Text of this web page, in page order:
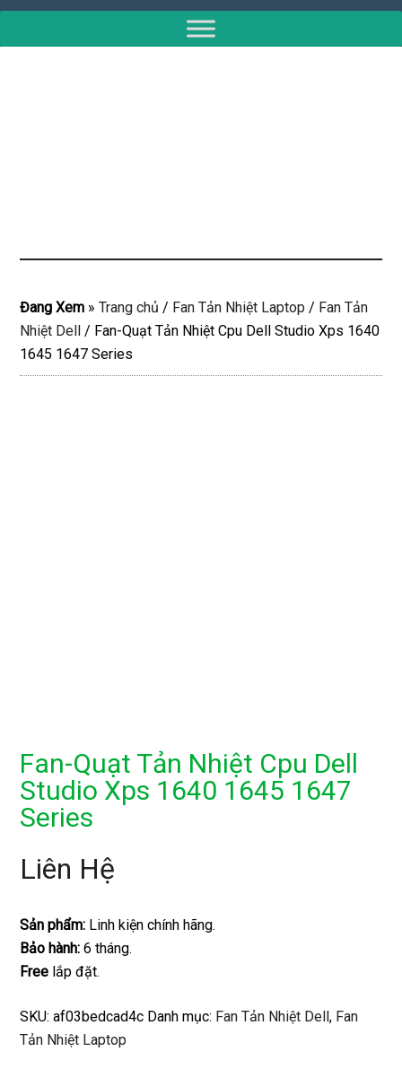
Đang Xem »Trang chủ / Fan Tản Nhiệt Laptop / Fan Tản
Nhiệt Dell / Fan-Quạt Tản Nhiệt Cpu Dell Studio Xps 1640
1645 1647 Series
Fan-Quạt Tản Nhiệt Cpu Dell
Studio Xps 1640 1645 1647
Series
Liên Hệ
Sản phẩm: Linh kiện chính hãng.
Bảo hành: 6 tháng.
Free lắp đặt.
SKU:af03bedcad4c Danh mục: Fan Tản Nhiệt Dell, Fan
Tản Nhiệt Laptop